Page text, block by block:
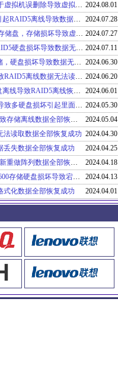
华为NAS存储 VSAN虚拟化存储，由于虚拟机误删除导致虚拟机丢失虚拟机无法找回 2024.08.01
戴尔DELL R440服务器阵列信息损坏引起RAID5离线导致数据无法读取数据全部恢复成功
2024.07.28
戴尔DELL MD3600F运行EXSI虚拟机存储盘，存储损坏导致虚拟机无法正常读取数据全部恢复成功 2024.07.27
联想x3650m5服务器由于3个硬盘做RAID5硬盘损坏导致数据无法读取数据全部恢复成功 2024.07.11
戴尔DELL R720服务器做NAS文件存储，硬盘损坏导致数据无法读取数据全部恢复成功 2024.06.30
联想X3650M5服务器由于硬盘损坏导致RAID5离线数据无法读取数据全部恢复成功 2024.06.20
戴尔DELL R720服务器RAID5两个硬盘离线导致RAID5离线恢复数据修复系统数据和系统上门修复成功
2024.06.01
惠普HP P2000存储12个硬盘做RAID6导致多硬盘损坏引起里面存储RAID6离线数据全部恢复成功 2024.05.30
宏杉存储MS5500存储由于硬盘损坏导致存储离线数据全部恢复成功
2024.05.04
法读取数据全部恢复成功 2024.04.30
丢失数据全部恢复成功
2024.04.25
IBM DS3512存储由于硬盘问题阵列重新重做阵列数据全部恢复成功
2024.04.18
浙江某机关单位天网核心大脑曙光DS600存储硬盘损坏导致宕机服务器存储上门数据恢复成功
2024.04.13
式化数据全部恢复成功 2024.04.01